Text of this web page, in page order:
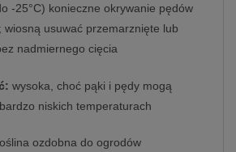
-25°C) konieczne okrywanie pędów
wiosną usuwać przemarznięte lub
nadmiernego cięcia
wysoka, choć pąki i pędy mogą
niskich temperaturach
ozdobna do ogrodów